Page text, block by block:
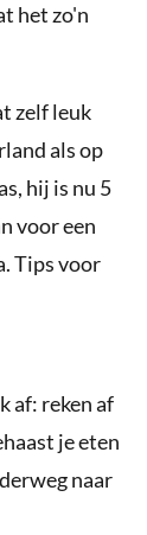
het zo'n
zelf leuk
als op
hij is nu 5
voor een
Tips voor
af: reken af
je eten
naar